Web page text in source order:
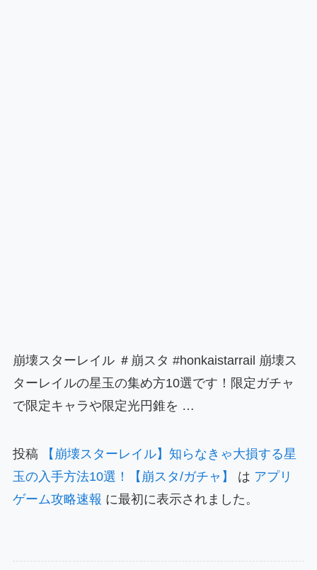
崩壊スターレイル ＃崩スタ #honkaistarrail 崩壊ス
ターレイルの星玉の集め方10選です！限定ガチャ
で限定キャラや限定光円錐を …
投稿
【崩壊スターレイル】知らなきゃ大損する星
玉の入手方法10選！【崩スタ/ガチャ】
は アプリ
ゲーム攻略速報 に最初に表示されました。